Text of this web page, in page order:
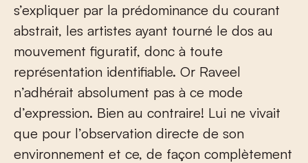
s’expliquer par la prédominance du courant
abstrait, les artistes ayant tourné le dos au
mouvement figuratif, donc à toute
représentation identifiable. Or Raveel
n’adhérait absolument pas à ce mode
d’expression. Bien au contraire! Lui ne vivait
que pour l’observation directe de son
environnement et ce, de façon complètement